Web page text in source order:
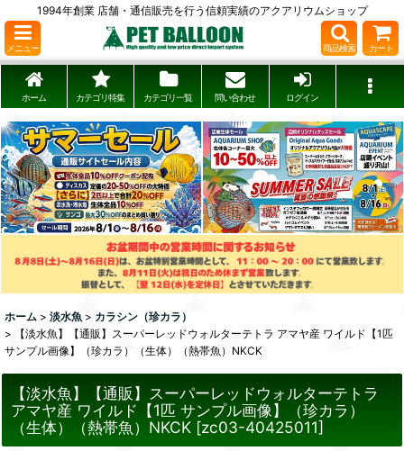
1994年創業 店舗・通信販売を行う信頼実績のアクアリウムショップ
メニュー 商品検索 カート
ホーム カテゴリ特集 カテゴリ一覧 問い合わせ ログイン
ホーム > 淡水魚 > カラシン（珍カラ）
>
【淡水魚】【通販】スーパーレッドウォルターテトラ アマヤ産 ワイルド【1匹
サンプル画像】（珍カラ）（生体）（熱帯魚）NKCK
【淡水魚】【通販】スーパーレッドウォルターテトラ
アマヤ産 ワイルド【1匹 サンプル画像】（珍カラ）
（生体）（熱帯魚）NKCK [zc03-40425011]